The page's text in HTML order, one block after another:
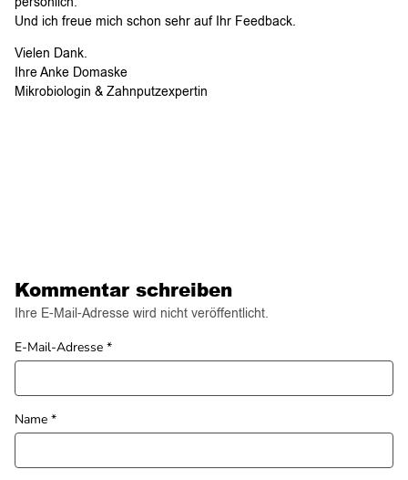
Und ich freue mich schon sehr auf Ihr Feedback.
Vielen Dank.
Ihre Anke Domaske
Mikrobiologin & Zahnputzexpertin
Kommentar schreiben
Ihre E-Mail-Adresse wird nicht veröffentlicht.
Name *
E-Mail-Adresse *